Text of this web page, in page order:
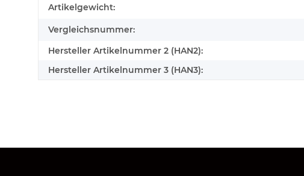
Produkteigenschaft
Wert
Artikelgewicht:
Vergleichsnummer:
Hersteller Artikelnummer 2 (HAN2):
Hersteller Artikelnummer 3 (HAN3):